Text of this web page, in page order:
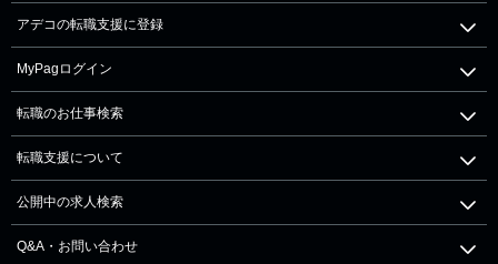
アデコの転職支援に登録
MyPagログイン
転職のお仕事検索
転職支援について
公開中の求人検索
Q&A・お問い合わせ